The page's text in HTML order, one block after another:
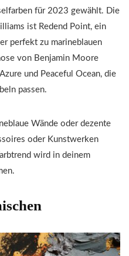
für 2023 gewählt. Die
ist Redend Point, ein
perfekt zu marineblauen
von Benjamin Moore
und Peaceful Ocean, die
passen.
Wände oder dezente
oder Kunstwerken
wird in deinem